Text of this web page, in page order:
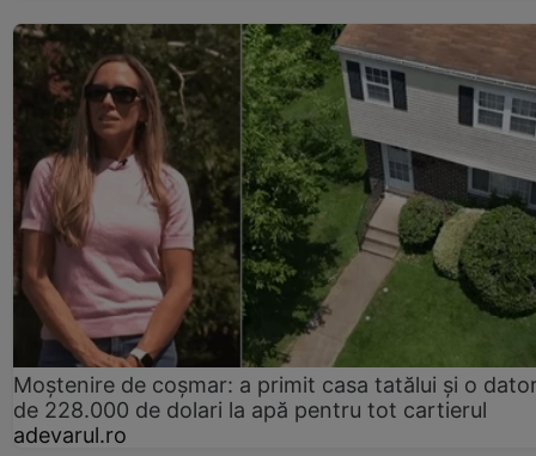
Moștenire de coșmar: a primit casa tatălui și o
de 228.000 de dolari la apă pentru tot cartierul
adevarul.ro